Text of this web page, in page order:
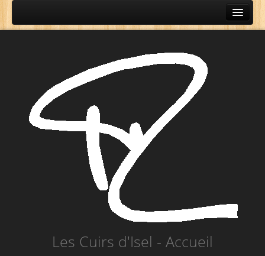
Techniques et matériaux
Les Cuirs d'Isel - Accueil